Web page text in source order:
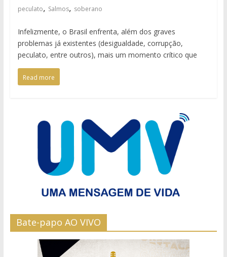
peculato, Salmos, soberano
Infelizmente, o Brasil enfrenta, além dos graves
problemas já existentes (desigualdade, corrupção,
peculato, entre outros), mais um momento crítico que
Read more
Bate-papo AO VIVO